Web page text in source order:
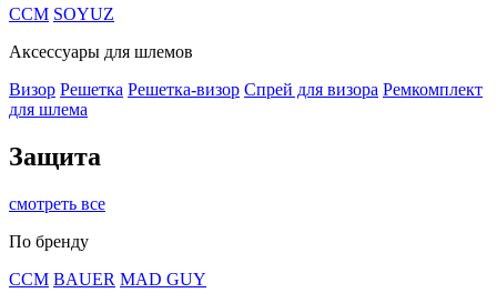
CCM SOYUZ
Аксессуары для шлемов
Визор Решетка Решетка-визор Спрей для визора Ремкомплект
для шлема
Защита
смотреть все
По бренду
CCM BAUER MAD GUY